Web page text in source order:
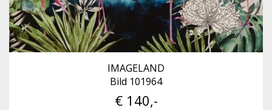
IMAGELAND
Bild 101964
€ 140,-